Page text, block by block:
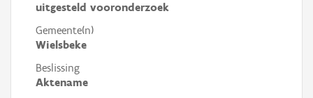
uitgesteld vooronderzoek
Gemeente(n)
Wielsbeke
Beslissing
Aktename